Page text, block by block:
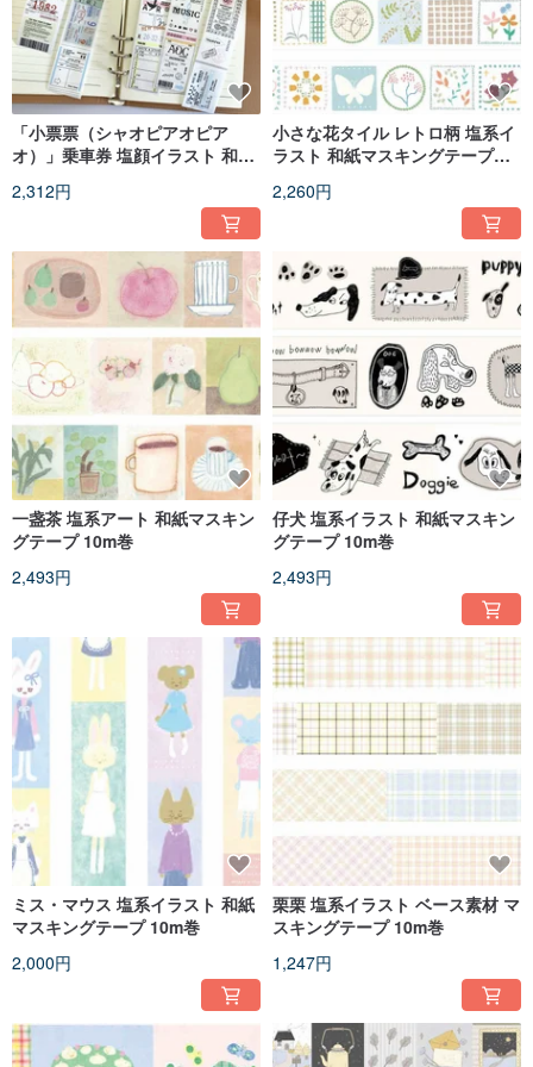
「小票票（シャオピアオピア
オ）」乗車券 塩顔イラスト 和紙
2,312円
小さな花タイル レトロ柄 塩系イ
ラスト 和紙マスキングテープ
2,260円
一盏茶 塩系アート 和紙マスキン
グテープ 10m巻
2,493円
仔犬 塩系イラスト 和紙マスキン
グテープ 10m巻
2,493円
ミス・マウス 塩系イラスト 和紙
マスキングテープ 10m巻
2,000円
栗栗 塩系イラスト ベース素材 マ
スキングテープ 10m巻
1,247円